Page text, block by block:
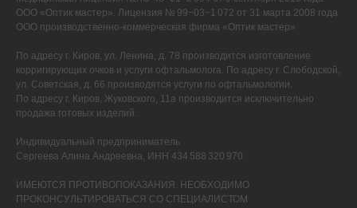
ООО «Оптик мастер». Лицензия № 99−03−1 072 от 31 марта 2008 года
ООО производственно-коммерческая фирма «Оптик мастер»
По адресу г. Киров, ул. Ленина, д. 78 производится изготовление
корригирующих очков и услуги офтальмолога. По адресу г. Слободской,
ул. Советская, д. 66 производятся услуги по офтальмологии.
По адресу г. Киров, Жуковского, 11а производится исключительно
продажа готовых изделий.
Индивидуальный предприниматель
Сергеева Алина Андреевна, ИНН 434 588 320 970
ИМЕЮТСЯ ПРОТИВОПОКАЗАНИЯ. НЕОБХОДИМО
ПРОКОНСУЛЬТИРОВАТЬСЯ СО СПЕЦИАЛИСТОМ